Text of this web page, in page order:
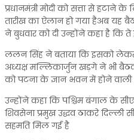
प्रधानमंत्री मोदी को सत्ता से
तारीख का ऐलान हो गया हैअब यह
ने बुधवार को दी उन्होंने कहा है कि
ललन सिंह ने बताया कि इसको लेकर
अध्यक्ष मल्लिकार्जुन खड़गे ने भी
को पटना के ज्ञान भवन में होने वाली
उन्होंने कहा कि पश्चिम बंगाल के
शिवसेना प्रमुख उद्धव ठाकरे दिल्ली
सहमति मिल गई है